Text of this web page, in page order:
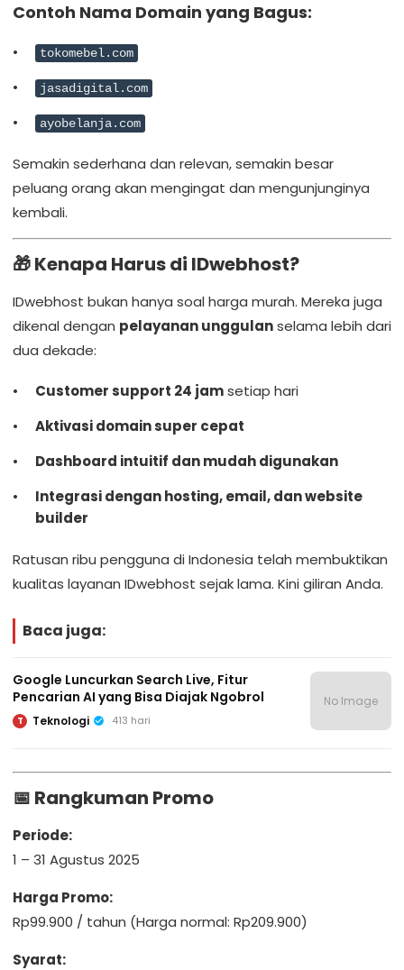
Contoh Nama Domain yang Bagus:
tokomebel.com
jasadigital.com
ayobelanja.com
Semakin sederhana dan relevan, semakin besar
peluang orang akan mengingat dan mengunjunginya
kembali.
🎁 Kenapa Harus di IDwebhost?
IDwebhost bukan hanya soal harga murah. Mereka juga
dikenal dengan pelayanan unggulanselama lebih dari
dua dekade:
Customer support 24 jamsetiap hari
Aktivasi domain super cepat
Dashboard intuitif dan mudah digunakan
Integrasi dengan hosting, email, dan website
builder
Ratusan ribu pengguna di Indonesia telah membuktikan
kualitas layanan IDwebhost sejak lama. Kini giliran Anda.
Baca juga:
Google Luncurkan Search Live, Fitur
Pencarian AI yang Bisa Diajak Ngobrol
T Teknologi 413 hari
No Image
📅 Rangkuman Promo
Periode:
1 – 31 Agustus 2025
Harga Promo:
Rp99.900 / tahun (Harga normal: Rp209.900)
Syarat: